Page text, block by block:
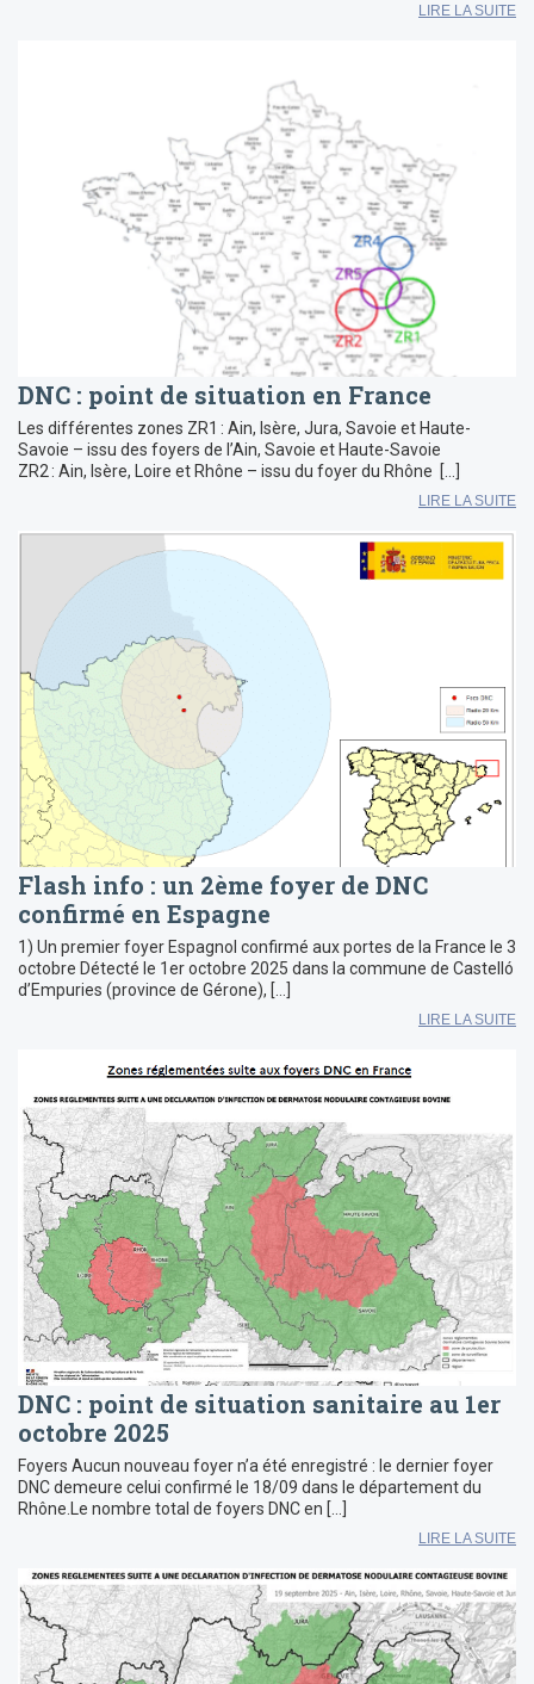
LIRE LA SUITE
DNC : point de situation en France
Les différentes zones ZR1 : Ain, Isère, Jura, Savoie et Haute-
Savoie – issu des foyers de l’Ain, Savoie et Haute-Savoie
ZR2 : Ain, Isère, Loire et Rhône – issu du foyer du Rhône […]
LIRE LA SUITE
Flash info : un 2ème foyer de DNC
confirmé en Espagne
1) Un premier foyer Espagnol confirmé aux portes de la France le 3
octobre Détecté le 1er octobre 2025 dans la commune de Castelló
d’Empuries (province de Gérone), […]
LIRE LA SUITE
DNC : point de situation sanitaire au 1er
octobre 2025
Foyers Aucun nouveau foyer n’a été enregistré : le dernier foyer
DNC demeure celui confirmé le 18/09 dans le département du
Rhône.Le nombre total de foyers DNC en […]
LIRE LA SUITE